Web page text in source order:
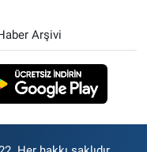
Arşivi